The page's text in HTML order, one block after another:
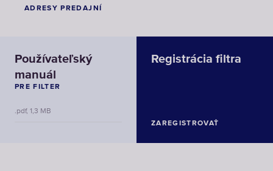
ADRESY PREDAJNÍ
Používateľský
manuál
PRE FILTER
.pdf, 1,3 MB
Registrácia filtra
ZAREGISTROVAŤ